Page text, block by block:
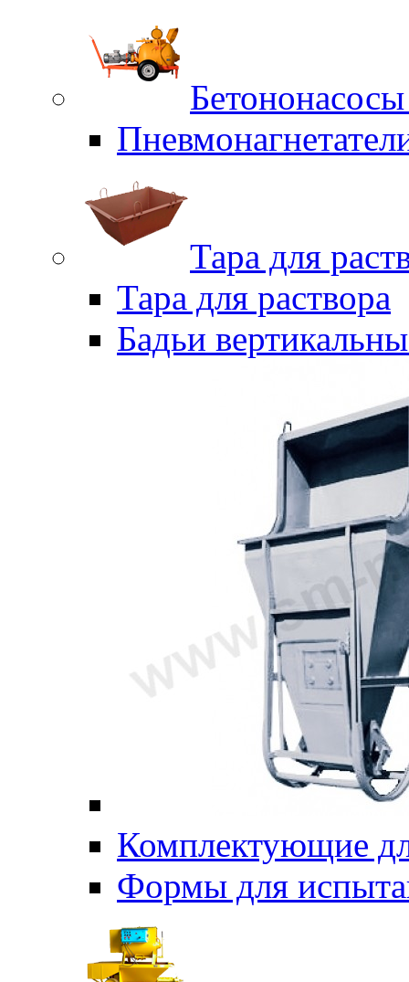
Тара для
Тара для раствора
Бадьи
Комплектующие
Формы для